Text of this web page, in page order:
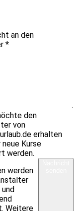
an den
*
den
von
erhalten
neue Kurse
werden.
werden
Weitere